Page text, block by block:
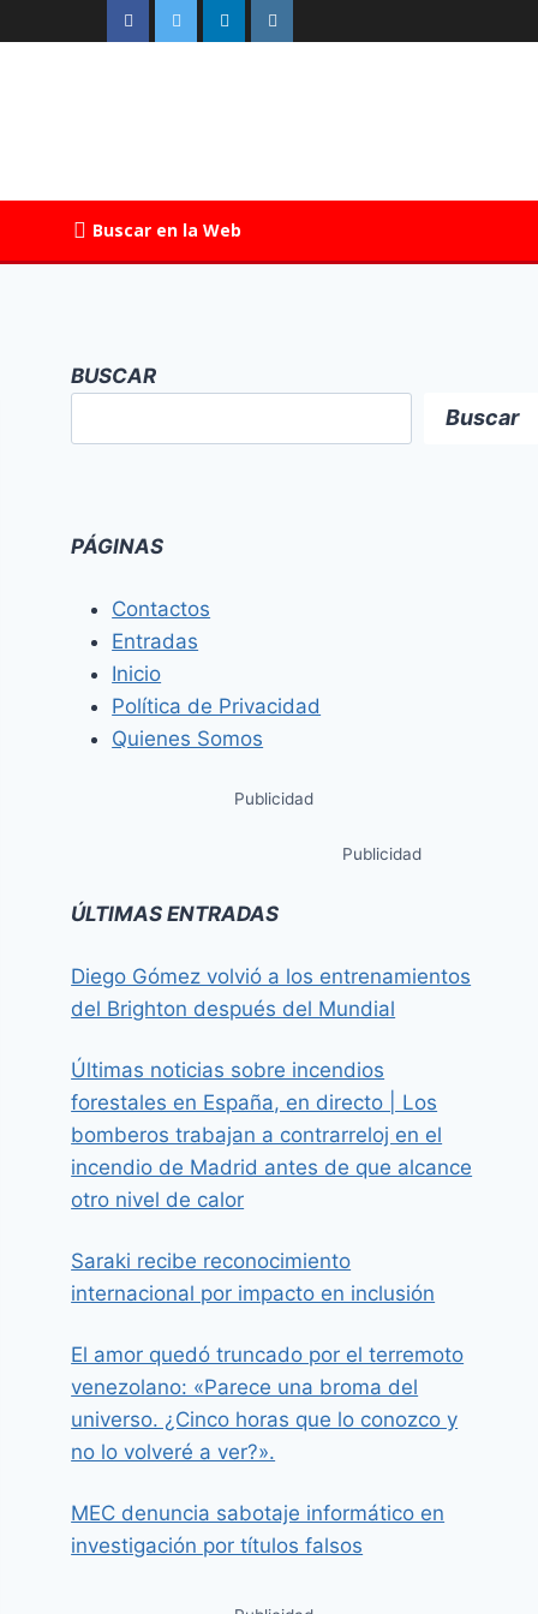
Buscar en la Web
BUSCAR
Buscar
PÁGINAS
Contactos
Entradas
Inicio
Política de Privacidad
Quienes Somos
Publicidad
Publicidad
ÚLTIMAS ENTRADAS
Diego Gómez volvió a los entrenamientos
del Brighton después del Mundial
Últimas noticias sobre incendios
forestales en España, en directo | Los
bomberos trabajan a contrarreloj en el
incendio de Madrid antes de que alcance
otro nivel de calor
Saraki recibe reconocimiento
internacional por impacto en inclusión
El amor quedó truncado por el terremoto
venezolano: «Parece una broma del
universo. ¿Cinco horas que lo conozco y
no lo volveré a ver?».
MEC denuncia sabotaje informático en
investigación por títulos falsos